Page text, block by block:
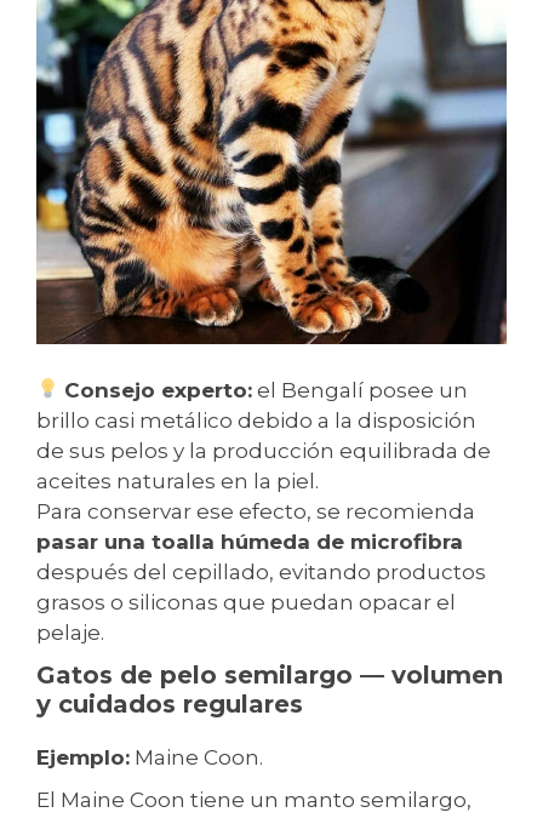
Consejo experto: el Bengalí posee un
brillo casi metálico debido a la disposición
de sus pelos y la producción equilibrada de
aceites naturales en la piel.
Para conservar ese efecto, se recomienda
pasar una toalla húmeda de microfibra
después del cepillado, evitando productos
grasos o siliconas que puedan opacar el
pelaje.
Gatos de pelo semilargo — volumen
y cuidados regulares
Ejemplo: Maine Coon.
El Maine Coon tiene un manto semilargo,